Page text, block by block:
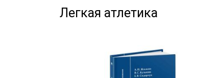
Легкая атлетика